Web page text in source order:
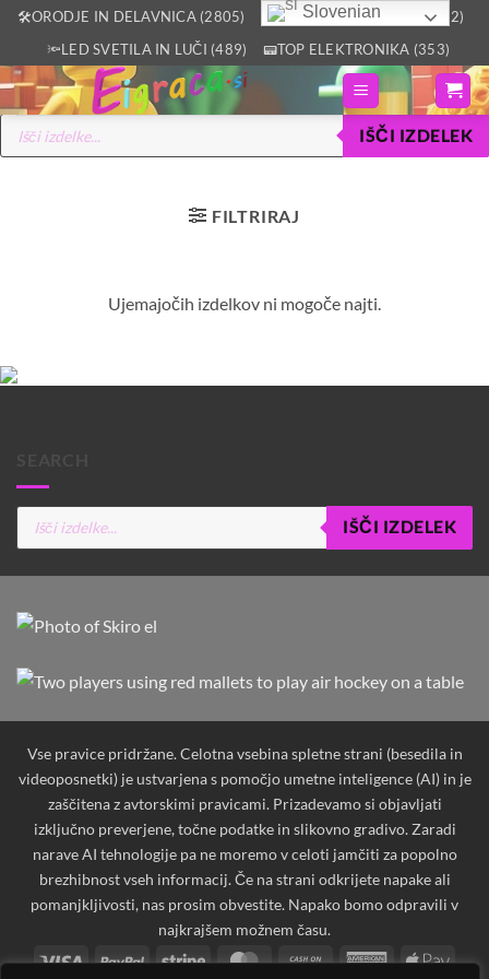
Skoči
vsebino
🛠️ORODJE IN DELAVNICA (2805)
🏡VSE ZA DOM IN VRT (2512)
🔦LED SVETILA IN LUČI (489)
📟TOP ELEKTRONIKA (353)
Products
search
IŠČI IZDELEK
FILTRIRAJ
Ujemajočih izdelkov ni mogoče najti.
Products
search
IŠČI IZDELEK
Vse pravice pridržane. Celotna vsebina spletne strani (besedila in
videoposnetki) je ustvarjena s pomočjo umetne inteligence (AI) in je
zaščitena z avtorskimi pravicami. Prizadevamo si objavljati
izključno preverjene, točne podatke in slikovno gradivo. Zaradi
narave AI tehnologije pa ne moremo v celoti jamčiti za popolno
brezhibnost vseh informacij. Če na strani odkrijete napake ali
pomanjkljivosti, nas prosim obvestite. Napako bomo odpravili v
najkrajšem možnem času.
Visa
PayPal Stripe MasterCard
Cash
AmericanApple
Slovenian